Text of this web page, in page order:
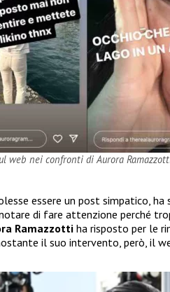
web nei confronti di Aurora
essere un post simpatico,
di fare attenzione perché
Ramazzottiha risposto per le
il suo intervento, però, il